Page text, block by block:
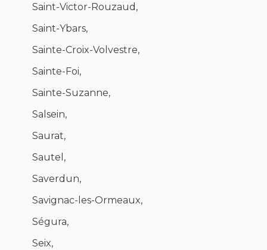
Saint-Victor-Rouzaud,
Saint-Ybars,
Sainte-Croix-Volvestre,
Sainte-Foi,
Sainte-Suzanne,
Salsein,
Saurat,
Sautel,
Saverdun,
Savignac-les-Ormeaux,
Ségura,
Seix,